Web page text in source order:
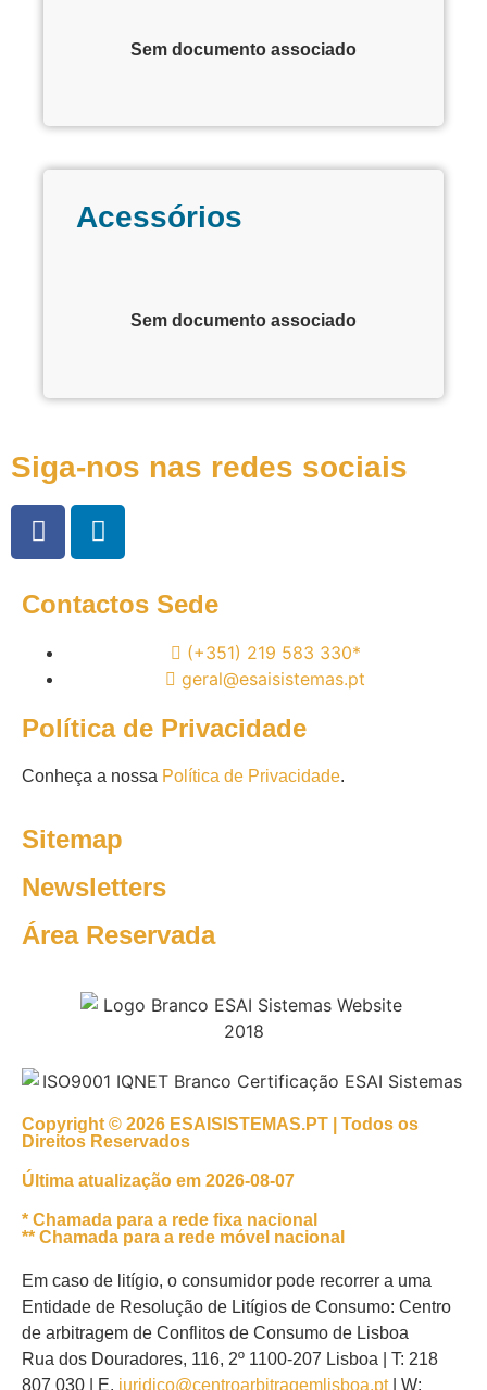
Sem documento associado
Acessórios
Sem documento associado
Siga-nos nas redes sociais
Contactos Sede
(+351) 219 583 330*
geral@esaisistemas.pt
Política de Privacidade
Conheça a nossa Política de Privacidade.
Sitemap
Newsletters
Área Reservada
Copyright © 2026 ESAISISTEMAS.PT | Todos os
Direitos Reservados
Última atualização em 2026-08-07
* Chamada para a rede fixa nacional
** Chamada para a rede móvel nacional
Em caso de litígio, o consumidor pode recorrer a uma
Entidade de Resolução de Litígios de Consumo: Centro
de arbitragem de Conflitos de Consumo de Lisboa
Rua dos Douradores, 116, 2º 1100-207 Lisboa | T: 218
807 030 | E. juridico@centroarbitragemlisboa.pt| W: